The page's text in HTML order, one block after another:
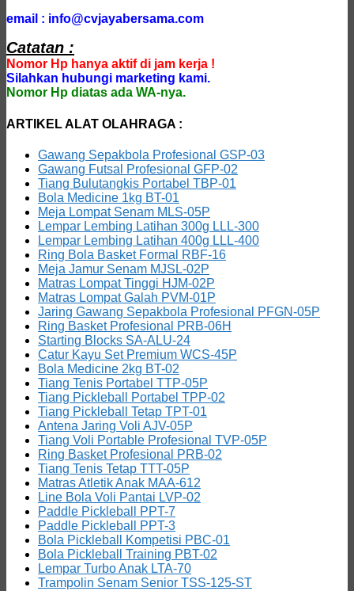
email : info@cvjayabersama.com
Catatan :
Nomor Hp hanya aktif di jam kerja !
Silahkan hubungi marketing kami.
Nomor Hp diatas ada WA-nya.
ARTIKEL ALAT OLAHRAGA :
Gawang Sepakbola Profesional GSP-03
Gawang Futsal Profesional GFP-02
Tiang Bulutangkis Portabel TBP-01
Bola Medicine 1kg BT-01
Meja Lompat Senam MLS-05P
Lempar Lembing Latihan 300g LLL-300
Lempar Lembing Latihan 400g LLL-400
Ring Bola Basket Formal RBF-16
Meja Jamur Senam MJSL-02P
Matras Lompat Tinggi HJM-02P
Matras Lompat Galah PVM-01P
Jaring Gawang Sepakbola Profesional PFGN-05P
Ring Basket Profesional PRB-06H
Starting Blocks SA-ALU-24
Catur Kayu Set Premium WCS-45P
Bola Medicine 2kg BT-02
Tiang Tenis Portabel TTP-05P
Tiang Pickleball Portabel TPP-02
Tiang Pickleball Tetap TPT-01
Antena Jaring Voli AJV-05P
Tiang Voli Portable Profesional TVP-05P
Ring Basket Profesional PRB-02
Tiang Tenis Tetap TTT-05P
Matras Atletik Anak MAA-612
Line Bola Voli Pantai LVP-02
Paddle Pickleball PPT-7
Paddle Pickleball PPT-3
Bola Pickleball Kompetisi PBC-01
Bola Pickleball Training PBT-02
Lempar Turbo Anak LTA-70
Trampolin Senam Senior TSS-125-ST